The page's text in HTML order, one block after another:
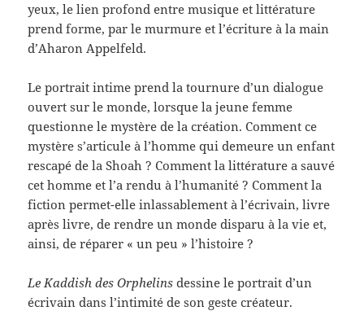
yeux, le lien profond entre musique et littérature
prend forme, par le murmure et l’écriture à la main
d’Aharon Appelfeld.
Le portrait intime prend la tournure d’un dialogue
ouvert sur le monde, lorsque la jeune femme
questionne le mystère de la création. Comment ce
mystère s’articule à l’homme qui demeure un enfant
rescapé de la Shoah ? Comment la littérature a sauvé
cet homme et l’a rendu à l’humanité ? Comment la
fiction permet-elle inlassablement à l’écrivain, livre
après livre, de rendre un monde disparu à la vie et,
ainsi, de réparer « un peu » l’histoire ?
Le Kaddish des Orphelins dessine le portrait d’un
écrivain dans l’intimité de son geste créateur.